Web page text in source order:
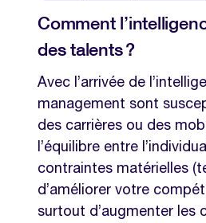
Comment
des talents ?
Avec l’arrivée de
management sont
des carrières ou des
l’équilibre entre
contraintes matérielles
d’améliorer votre
surtout d’augmenter les